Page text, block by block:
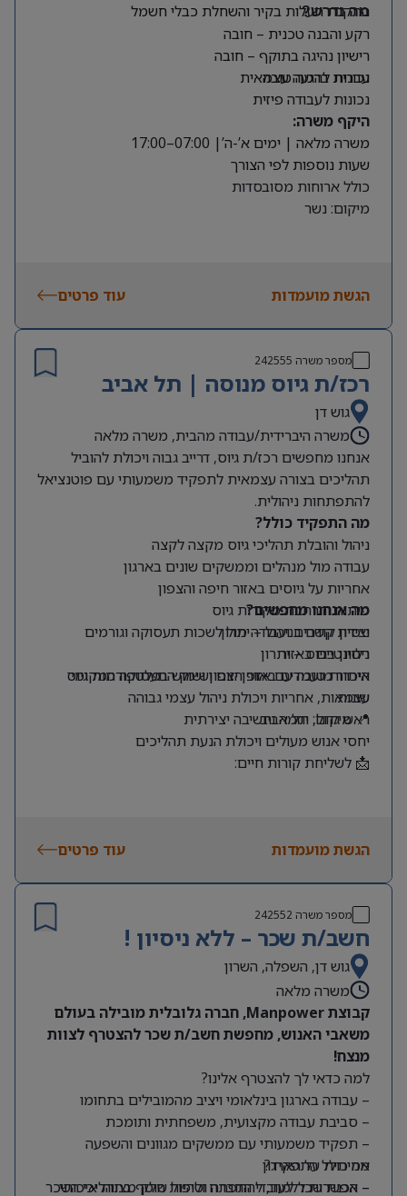
התקנת תעלות בקיר והשחלת כבלי חשמל
מה נדרש?
רקע והבנה טכנית – חובה
רישיון נהיגה בתוקף – חובה
עברית ברמה טובה
נכונות להגעה עצמאית
נכונות לעבודה פיזית
היקף משרה:
משרה מלאה | ימים א’-ה’| 07:00–17:00
שעות נוספות לפי הצורך
כולל ארוחות מסובסדות
מיקום: נשר
הגשת מועמדות עוד פרטים
מספר משרה 242555
רכז/ת גיוס מנוסה | תל אביב
גוש דן
משרה היברידית/עבודה מהבית, משרה מלאה
אנחנו מחפשים רכז/ת גיוס, דרייב גבוה ויכולת להוביל
תהליכים בצורה עצמאית לתפקיד משמעותי עם פוטנציאל
להתפתחות ניהולית.
מה התפקיד כולל?
ניהול והובלת תהליכי גיוס מקצה לקצה
עבודה מול מנהלים וממשקים שונים בארגון
אחריות על גיוסים באזור חיפה והצפון
פיתוח והרחבת מקורות גיוס
יצירת קשרים ועבודה מול לשכות תעסוקה וגורמים
רלוונטיים באזור
איתור מועמדים באופן יזום ושימוש בפלטפורמות גיוס
שונות
מה אנחנו מחפשים?
ניסיון קודם בניהול – יתרון
ניסיון בגיוס – יתרון
היכרות טובה עם אזור הצפון ושוק התעסוקה המקומי
עצמאות, אחריות ויכולת ניהול עצמי גבוהה
ראש גדול, יוזמה וחשיבה יצירתית
יחסי אנוש מעולים ויכולת הנעת תהליכים
📍 מיקום: תל אביב
📩 לשליחת קורות חיים:
הגשת מועמדות עוד פרטים
מספר משרה 242552
חשב/ת שכר – ללא ניסיון !
גוש דן, השפלה, השרון
משרה מלאה
קבוצת Manpower, חברה גלובלית מובילה בעולם
משאבי האנוש, מחפשת חשב/ת שכר להצטרף לצוות
מנצח!
למה כדאי לך להצטרף אלינו?
– עבודה בארגון בינלאומי ויציב מהמובילים בתחומו
– סביבת עבודה מקצועית, משפחתית ותומכת
– תפקיד משמעותי עם ממשקים מגוונים והשפעה
אמיתית על הארגון
– אפשרות ללמוד, להתפתח ולהיות חלק מצוות איכותי
מה כולל התפקיד?
– הכנת שכר לעובדי החברה וטיפול שוטף בתהליכי השכר